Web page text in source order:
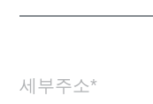
세부주소